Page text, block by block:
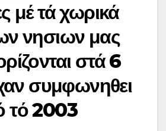
μέ τά χωρικά
νησιων μας
στά 6
συμφωνηθει
τό 2003